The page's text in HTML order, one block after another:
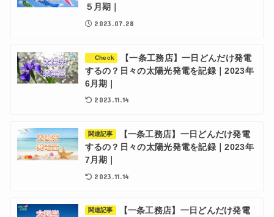
５月期｜
2023.07.28
Check
【一条工務店】一日どんだけ発電
するの？日々の太陽光発電を記録｜2023年
6月期｜
2023.11.14
関連記事
【一条工務店】一日どんだけ発電
するの？日々の太陽光発電を記録｜2023年
7月期｜
2023.11.14
関連記事
【一条工務店】一日どんだけ発電